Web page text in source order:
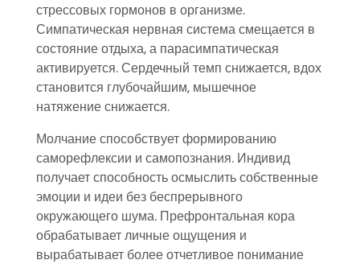
стрессовых гормонов в организме.
Симпатическая нервная система смещается в
состояние отдыха, а парасимпатическая
активируется. Сердечный темп снижается, вдох
становится глубочайшим, мышечное
натяжение снижается.
Молчание способствует формированию
саморефлексии и самопознания. Индивид
получает способность осмыслить собственные
эмоции и идеи без беспрерывного
окружающего шума. Префронтальная кора
обрабатывает личные ощущения и
вырабатывает более отчетливое понимание